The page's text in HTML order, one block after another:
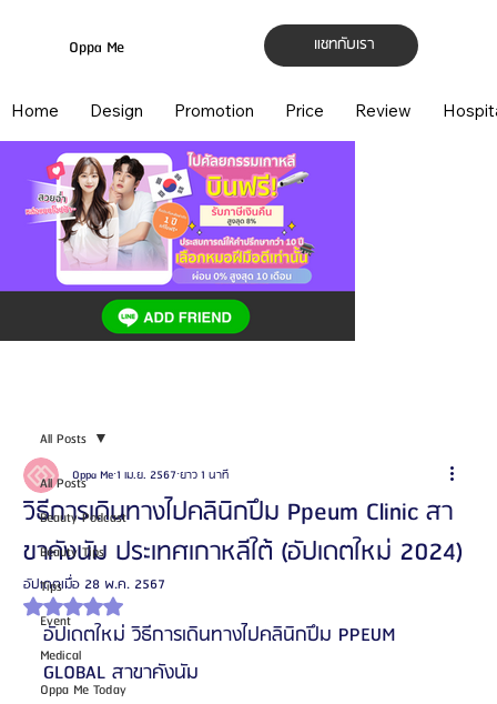
แชทกับเรา
Oppa Me
Home Design Promotion Price Review
All Posts
Beauty Podcast
Beauty Tips
Tips
Event
Medical
Oppa Me Today
All Posts
วิธีการเดินทางไปคลินิกปึม Ppeum Clinic สา
ขาคังนัม ประเทศเกาหลีใต้ (อัปเดตใหม่ 2024)
Oppa Me1 เม.ย. 2567 ยาว 1 นาที
อัปเดตเมื่อ 28 พ.ค. 2567
ได้รับ NaN เต็ม 5 ดาว
อัปเดตใหม่ วิธีการเดินทางไปคลินิกปึม PPEUM
GLOBAL สาขาคังนัม